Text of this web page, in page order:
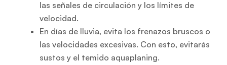
las señales de circulación y los límites de
velocidad.
En días de lluvia, evita los frenazos bruscos o
las velocidades excesivas. Con esto, evitarás
sustos y el temido aquaplaning.